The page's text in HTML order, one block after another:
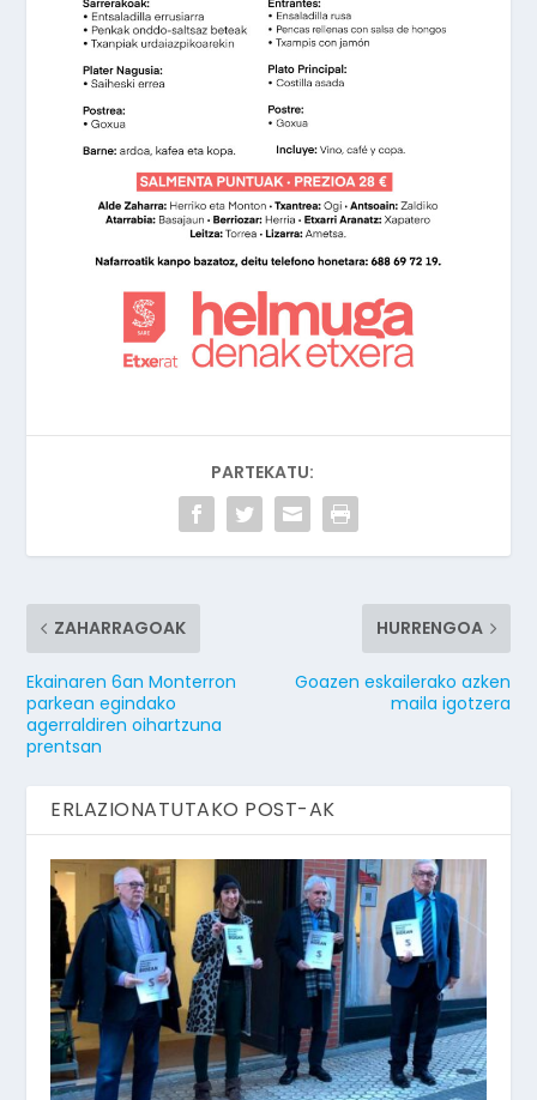
PARTEKATU:
ZAHARRAGOAK
Ekainaren 6an Monterron
parkean egindako
agerraldiren oihartzuna
prentsan
HURRENGOA
Goazen eskailerako azken
maila igotzera
ERLAZIONATUTAKO POST-AK